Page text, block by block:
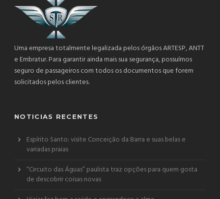
Uma empresa totalmente legalizada pelos órgãos ARTESP, ANTT
e Embratur. Para garantir ainda mais sua segurança, possuímos
seguro de passageiros com todos os documentos que forem
solicitados pelos clientes.
NOTICIAS RECENTES
Espírito Santo: visite Conceição da Barra e suas belas e
variadas praias
“Circuito das Águas” paulista traz opções para quem gosta
de descobrir coisas novas